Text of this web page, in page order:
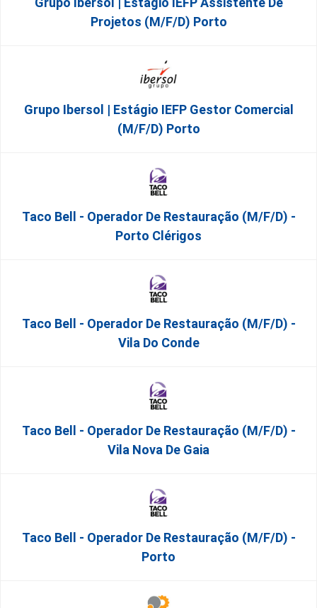
Projetos (m/f/d) Porto
Grupo Ibersol | Estágio IEFP Gestor Comercial
(m/f/d) Porto
Taco Bell - Operador De Restauração (m/f/d) -
Porto Clérigos
Taco Bell - Operador De Restauração (m/f/d) -
Vila Do Conde
Taco Bell - Operador De Restauração (m/f/d) -
Vila Nova De Gaia
Taco Bell - Operador De Restauração (m/f/d) -
Porto